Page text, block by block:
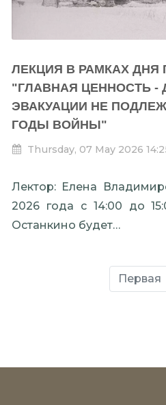
ЛЕКЦИЯ В РАМКАХ ДНЯ
"ГЛАВНАЯ ЦЕННОСТЬ -
ЭВАКУАЦИИ НЕ
ГОДЫ ВОЙНЫ"
Thursday, 07 May 2026
Лектор: Елена
2026 года с 14:00 до
Останкино будет…
Первая